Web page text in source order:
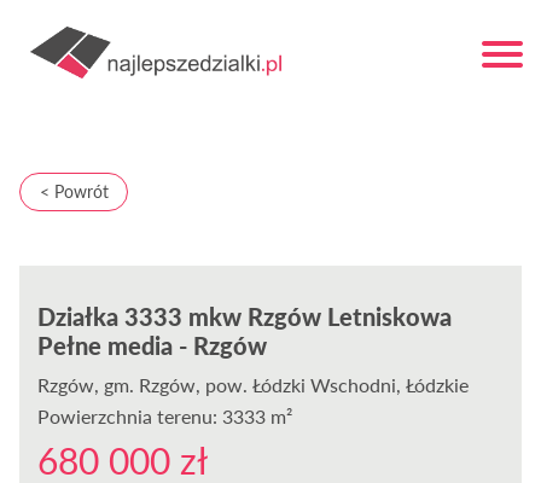
< Powrót
Działka 3333 mkw Rzgów Letniskowa
Pełne media - Rzgów
Rzgów, gm. Rzgów, pow. Łódzki Wschodni, Łódzkie
Powierzchnia terenu: 3333 m²
680 000 zł